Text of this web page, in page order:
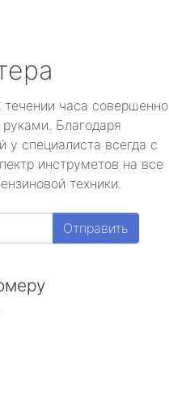
часа совершенно
Благодаря
специалиста всегда с
инструметов на все
техники.
Отправить